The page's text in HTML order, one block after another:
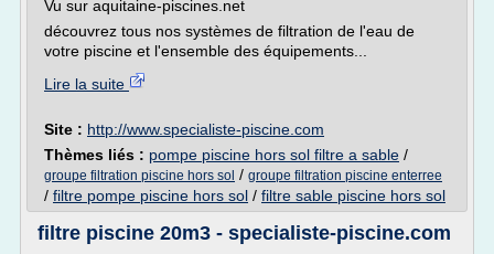
Vu sur aquitaine-piscines.net
découvrez tous nos systèmes de filtration de l'eau de
votre piscine et l'ensemble des équipements...
Lire la suite
Site : http://www.specialiste-piscine.com
Thèmes liés : pompe piscine hors sol filtre a sable /
groupe filtration piscine hors sol / groupe filtration piscine enterree
/ filtre pompe piscine hors sol / filtre sable piscine hors sol
filtre piscine 20m3 - specialiste-piscine.com